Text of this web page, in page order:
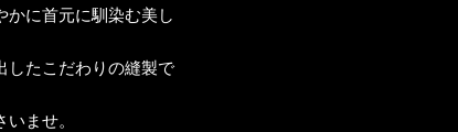
かに首元に馴染む美し
したこだわりの縫製で
ませ。